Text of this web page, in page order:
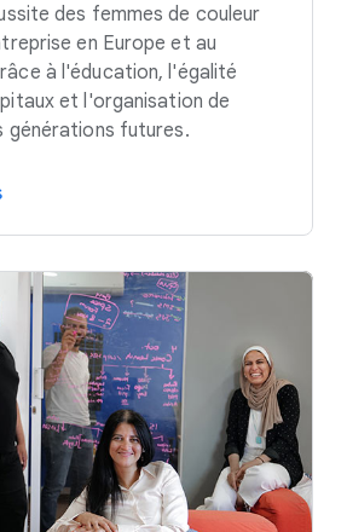
des femmes de couleur
en Europe et au
à l'éducation, l'égalité
et l'organisation de
générations futures.